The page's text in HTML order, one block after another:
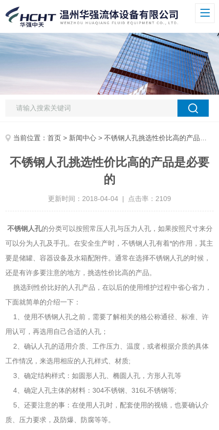
当前位置：首页 > 新闻中心 > 不锈钢人孔挑选性价比高的产品是必要的
不锈钢人孔挑选性价比高的产品是必要
的
更新时间：2018-04-04 | 点击率：2109
不锈钢人孔的分类可以按照常压人孔与压力人孔，如果按照尺寸来分
可以分为人孔及手孔。在安全生产时，不锈钢人孔有着*的作用，其主
要是储罐、容器设备及水箱配附件。通常在选择不锈钢人孔的时候，
还是有许多要注意的地方，挑选性价比高的产品。
挑选到性价比好的人孔产品，在以后的使用维护过程中省心省力，
下面就简单的介绍一下：
1、使用不锈钢人孔之前，需要了解相关的格公称通径、标准、许
用认可，再选用自己合适的人孔；
2、确认人孔的适用介质、工作压力、温度，或者根据介质的具体
工作情况，来选用相应的人孔样式、材质;
3、确定结构样式：如圆形人孔、椭圆人孔，方形人孔等
4、确定人孔主体的材料：304不锈钢、316L不锈钢等;
5、还要注意的事：在使用人孔时，配套使用的视镜，也要确认介
质、压力要求，及防爆、防腐等等。